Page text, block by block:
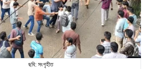
ছবি: সংগৃহীত